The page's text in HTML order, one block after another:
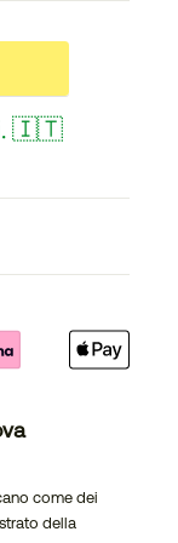
🇮🇹
come dei
della